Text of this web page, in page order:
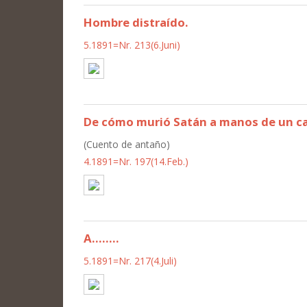
Hombre distraído.
5.1891=Nr. 213(6.Juni)
De cómo murió Satán a manos de un
(Cuento de antaño)
4.1891=Nr. 197(14.Feb.)
A........
5.1891=Nr. 217(4.Juli)